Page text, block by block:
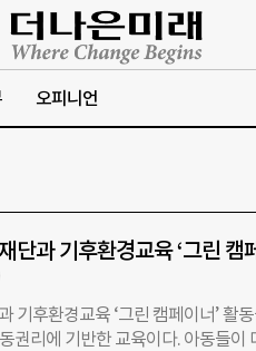
오피니언
단과 기후환경교육 ‘그린 캠
기후환경교육 ‘그린 캠페이너’ 활
권리에 기반한 교육이다. 아동들이